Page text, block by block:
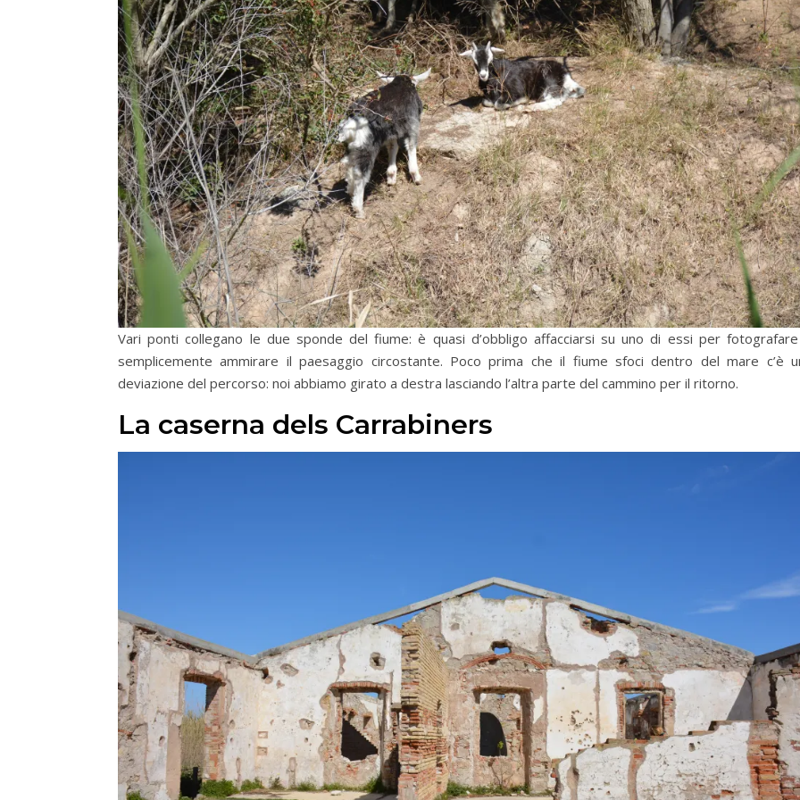
Vari ponti collegano le due sponde del fiume: è quasi d’obbligo affacciarsi su uno di essi per
semplicemente ammirare il paesaggio circostante. Poco prima che il fiume sfoci dentro del mare c’è
deviazione del percorso: noi abbiamo girato a destra lasciando l’altra parte del cammino per il ritorno.
La caserna dels Carrabiners